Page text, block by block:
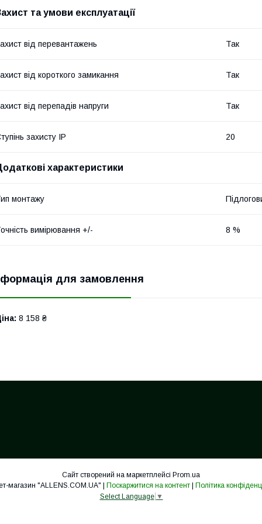
та умови експлуатації
від перевантажень Так
від короткого замикання Так
від перепадів напруги Так
захисту IP 20
характеристики
монтажу
вимірювання +/- 8 %
для замовлення
8 158 ₴
Сайт створений на маркетплейсі Prom.ua
Поскаржитися на контент
Політика
Select Language ▼